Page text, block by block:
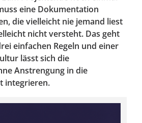
eine Dokumentation
die vielleicht nie jemand liest
nicht versteht. Das geht
einfachen Regeln und einer
lässt sich die
Anstrengung in die
integrieren.